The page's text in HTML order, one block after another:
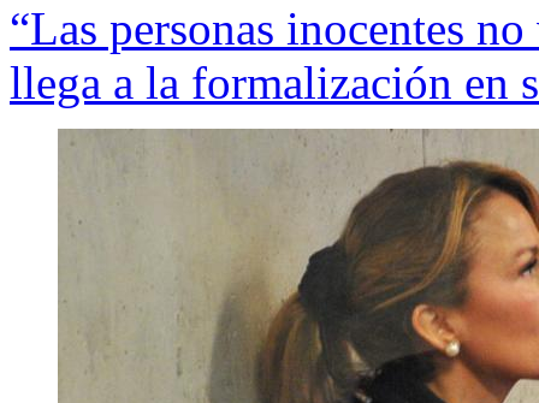
“Las personas inocentes
llega a la formalización en